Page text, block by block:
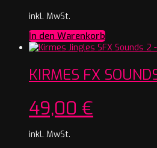
inkl. MwSt.
In den Warenkorb
KIRMES FX
49,00 €
inkl. MwSt.